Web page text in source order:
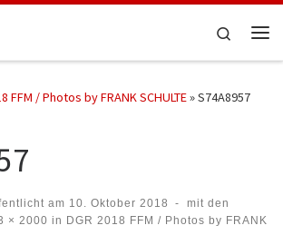
Search
FFM / Photos by FRANK SCHULTE»S74A8957
am 10. Oktober 2018 -
mit den
× 2000 in DGR 2018 FFM / Photos by FRANK